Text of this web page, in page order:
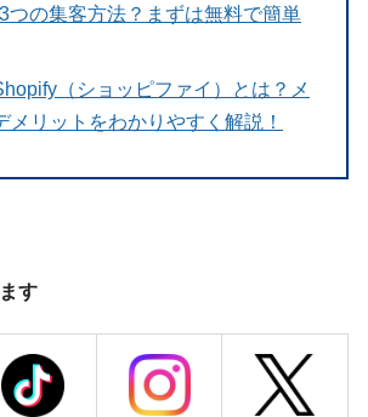
つの集客方法？まずは無料で簡単
（ショッピファイ）とは？メ
メリットをわかりやすく解説！
す